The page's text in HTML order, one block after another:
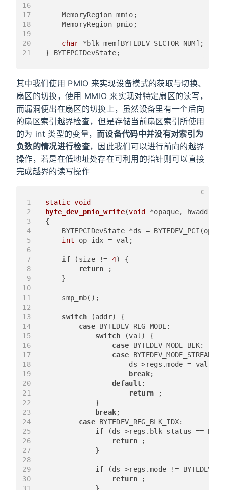
16
17
18
19
20
21
    MemoryRegion mmio;
    MemoryRegion pmio;
char *blk_mem[BYTEDEV_SECTOR_NUM];
} BYTEPCIDevState;
其中我们使用 PMIO 来实现设备模式的获取与切换、
扇区的切换，使用 MMIO 来实现对特定扇区的读写，
而漏洞便出在扇区的切换上，虽然设备里有一个后向
的扇区索引越界检查，但是存储当前扇区索引所使用
的为 int 类型的变量，而设备代码中并没有对索引为
负数的情况进行检查，因此我们可以进行前向的越界
操作，若是在低地址处存在可利用的指针则可以直接
完成越界的读写操作
1
2
3
4
5
6
7
8
9
10
11
12
13
14
15
16
17
18
19
20
21
22
23
24
25
26
27
28
29
30
31
static void
byte_dev_pmio_write(void
*opaque, hwaddr
{
BYTEPCIDevState *ds =
int op_idx = val;
if (size != 4) {
return ;
    }
    smp_mb();
switch (addr) {
case BYTEDEV_REG_MODE:
switch (val) {
case BYTEDEV_MODE_BLK:
case BYTEDEV_MODE_STREAM:
                    ds->regs.mode = val;
break;
default:
return ;
            }
break;
case BYTEDEV_REG_BLK_IDX:
if (ds->regs.blk_status ==
return ;
            }
if (ds->regs.mode !=
return ;
            }
C